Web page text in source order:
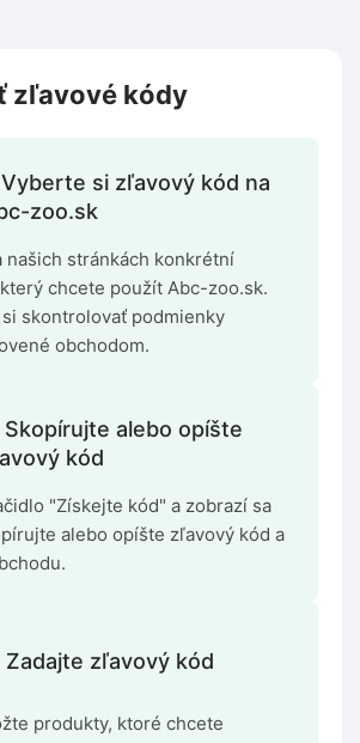
zľavové kódy
Vyberte si zľavový kód na
zoo.sk
našich stránkách konkrétní
chcete použít Abc-zoo.sk.
skontrolovať podmienky
obchodom.
Skopírujte alebo opíšte
kód
"Získejte kód" a zobrazí sa
alebo opíšte zľavový kód a
Zadajte zľavový kód
produkty, ktoré chcete